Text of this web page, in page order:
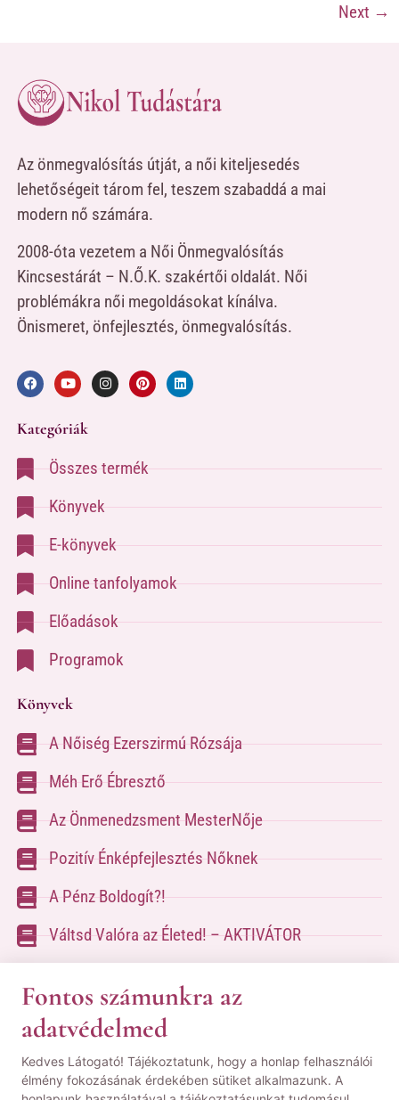
Next →
Az önmegvalósítás útját, a női kiteljesedés
lehetőségeit tárom fel, teszem szabaddá a mai
modern nő számára.
2008-óta vezetem a Női Önmegvalósítás
Kincsestárát – N.Ő.K. szakértői oldalát. Női
problémákra női megoldásokat kínálva.
Önismeret, önfejlesztés, önmegvalósítás.
Kategóriák
Összes termék
Könyvek
E-könyvek
Online tanfolyamok
Előadások
Programok
Könyvek
A Nőiség Ezerszirmú Rózsája
Méh Erő Ébresztő
Az Önmenedzsment MesterNője
Pozitív Énképfejlesztés Nőknek
A Pénz Boldogít?!
Váltsd Valóra az Életed! – AKTIVÁTOR
A kapcsolatfelvételhez kérlek tölsd ki az űrlapot
aKapcsolat oldalon
Fontos számunkra az
adatvédelmed
Kedves Látogató! Tájékoztatunk, hogy a honlap felhasználói
élmény fokozásának érdekében sütiket alkalmazunk. A